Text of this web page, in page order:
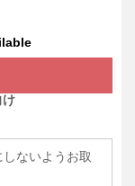
け
ないようお取